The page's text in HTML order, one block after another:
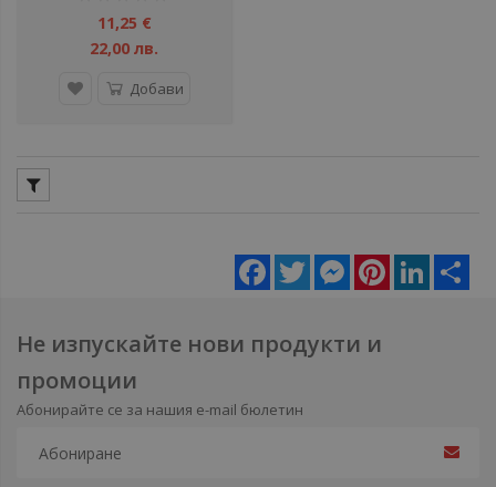
11,25 €
22,00 лв.
Добави
Facebook
Twitter MessengerPinterestLinkedIn
Не изпускайте нови продукти и
промоции
Абонирайте се за нашия e-mail бюлетин